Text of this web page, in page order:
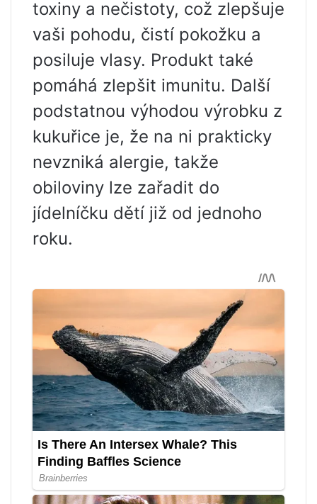
toxiny a nečistoty, což zlepšuje
vaši pohodu, čistí pokožku a
posiluje vlasy. Produkt také
pomáhá zlepšit imunitu. Další
podstatnou výhodou výrobku z
kukuřice je, že na ni prakticky
nevzniká alergie, takže
obiloviny lze zařadit do
jídelníčku dětí již od jednoho
roku.